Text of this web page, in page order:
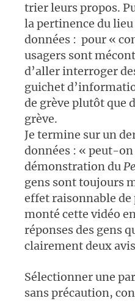
trier leurs propos.
la pertinence du
données : pour «
usagers sont
d’aller interroger
guichet
de grève plutôt que
grève.
Je termine sur un
données : « peut-
démonstration du
gens sont toujours
effet raisonnable de
monté cette vidéo
réponses des gens
clairement deux
Sélectionner une
sans précaution,